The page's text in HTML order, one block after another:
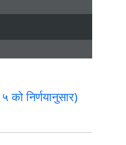
निर्णयानुसार)